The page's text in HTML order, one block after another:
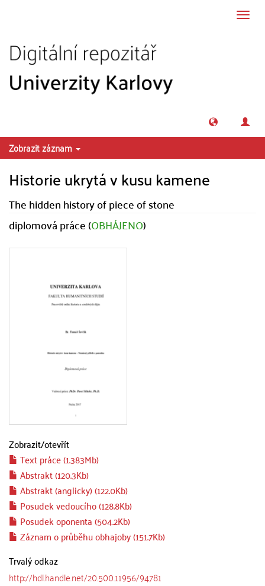
Zobrazit záznam
Historie ukrytá v kusu kamene
The hidden history of piece of stone
diplomová práce (OBHÁJENO)
Zobrazit/otevřít
Text práce (1.383Mb)
Abstrakt (120.3Kb)
Abstrakt (anglicky) (122.0Kb)
Posudek vedoucího (128.8Kb)
Posudek oponenta (504.2Kb)
Záznam o průběhu obhajoby (151.7Kb)
Trvalý odkaz
http://hdl.handle.net/20.500.11956/94781